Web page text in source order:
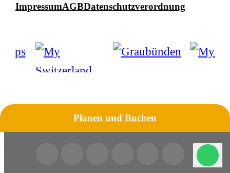
ImpressumAGBDatenschutzverordnung
Planen und Buchen